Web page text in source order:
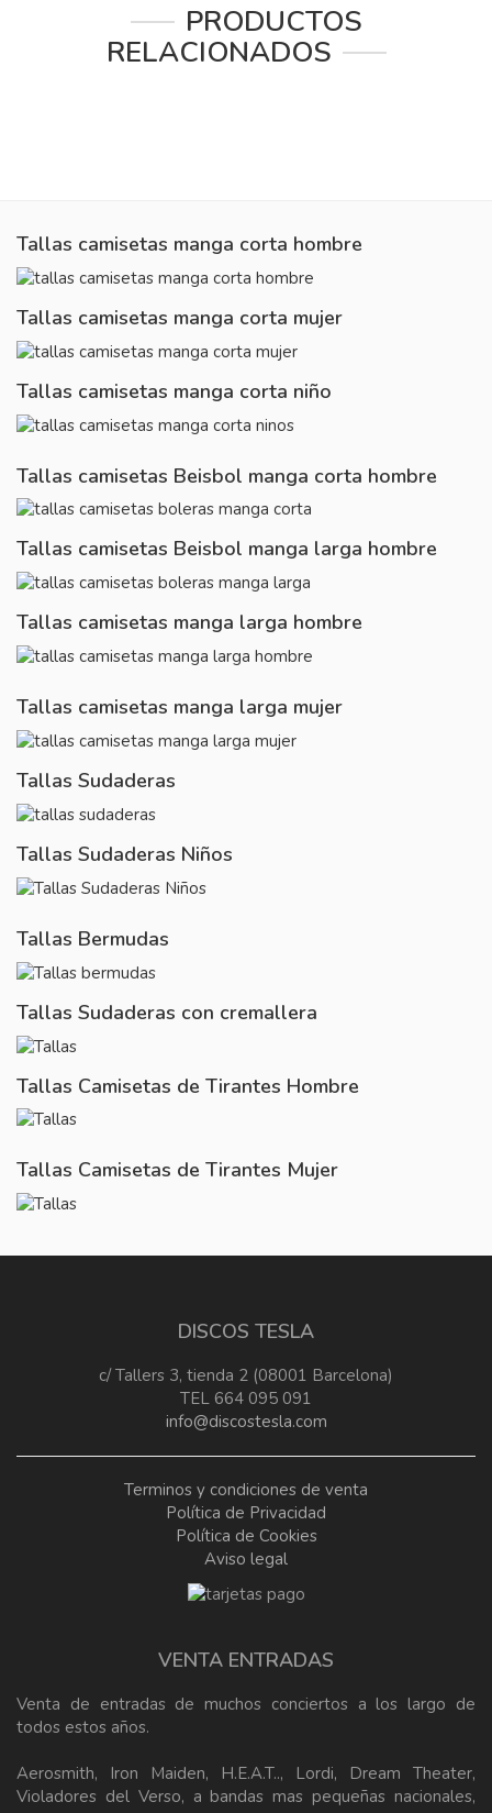
PRODUCTOS
RELACIONADOS
Tallas camisetas manga corta hombre
Tallas camisetas manga corta mujer
Tallas camisetas manga corta niño
Tallas camisetas Beisbol manga corta hombre
Tallas camisetas Beisbol manga larga hombre
Tallas camisetas manga larga hombre
Tallas camisetas manga larga mujer
Tallas Sudaderas
Tallas Sudaderas Niños
Tallas Bermudas
Tallas Sudaderas con cremallera
Tallas Camisetas de Tirantes Hombre
Tallas Camisetas de Tirantes Mujer
DISCOS TESLA
c/ Tallers 3, tienda 2 (08001 Barcelona)
TEL 664 095 091
info@discostesla.com
Terminos y condiciones de venta
Política de Privacidad
Política de Cookies
Aviso legal
VENTA ENTRADAS
Venta de entradas de muchos conciertos a los largo de
todos estos años.
Aerosmith, Iron Maiden, H.E.A.T.., Lordi, Dream Theater,
Violadores del Verso, a bandas mas pequeñas nacionales,